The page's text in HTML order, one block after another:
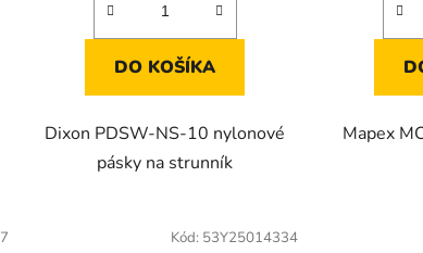
DO KOŠÍKA
Dixon PDSW-NS-10 nylonové
pásky na strunník
Mapex
Kód: 53Y25014334